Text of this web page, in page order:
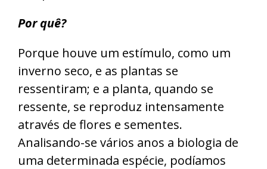
Por quê?
Porque houve um estímulo, como um
inverno seco, e as plantas se
ressentiram; e a planta, quando se
ressente, se reproduz intensamente
através de flores e sementes.
Analisando-se vários anos a biologia de
uma determinada espécie, podíamos